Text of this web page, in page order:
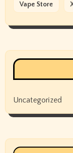
Vape Store
Uncategorized